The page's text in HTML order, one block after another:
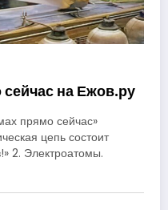
на Ежов.ру
прямо сейчас»
цепь состоит
2. Электроатомы.